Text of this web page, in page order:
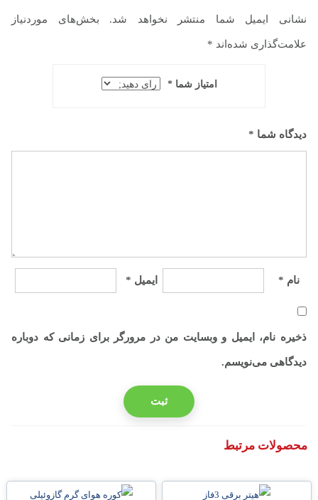
نشانی ایمیل شما منتشر نخواهد شد. بخش‌های موردنیاز
علامت‌گذاری شده‌اند *
امتیاز شما*
دیدگاه شما *
نام * ایمیل *
ذخیره نام، ایمیل و وبسایت من در مرورگر برای زمانی که دوباره
دیدگاهی می‌نویسم.
محصولات مرتبط